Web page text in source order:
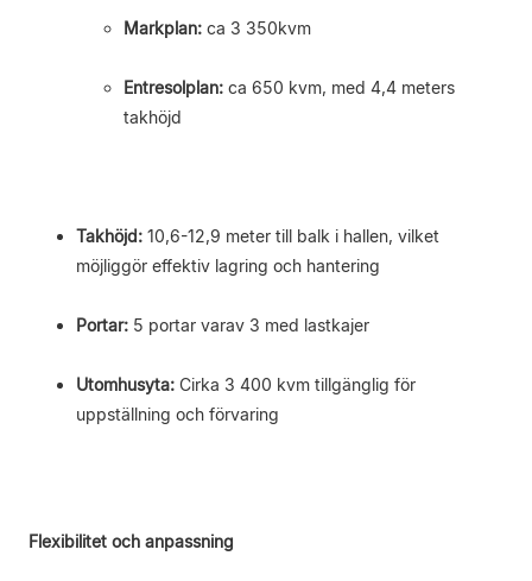
Markplan: ca 3 350kvm
Entresolplan: ca 650 kvm, med 4,4 meters
takhöjd
Takhöjd: 10,6-12,9 meter till balk i hallen, vilket
möjliggör effektiv lagring och hantering
Portar: 5 portar varav 3 med lastkajer
Utomhusyta: Cirka 3 400 kvm tillgänglig för
uppställning och förvaring
Flexibilitet och anpassning